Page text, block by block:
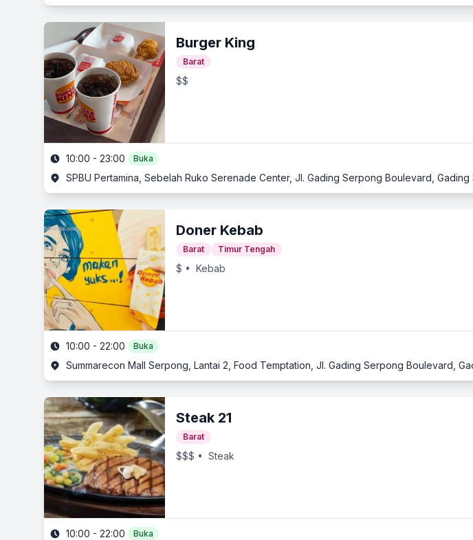
Burger King
Barat
$$
10:00 - 23:00 Buka
SPBU Pertamina, Sebelah Ruko Serenade Center, Jl. Gading Serpong Boulevard,
Doner Kebab
Barat Timur Tengah
$ • Kebab
10:00 - 22:00 Buka
Steak 21
Barat
$$$ • Steak
10:00 - 22:00 Buka